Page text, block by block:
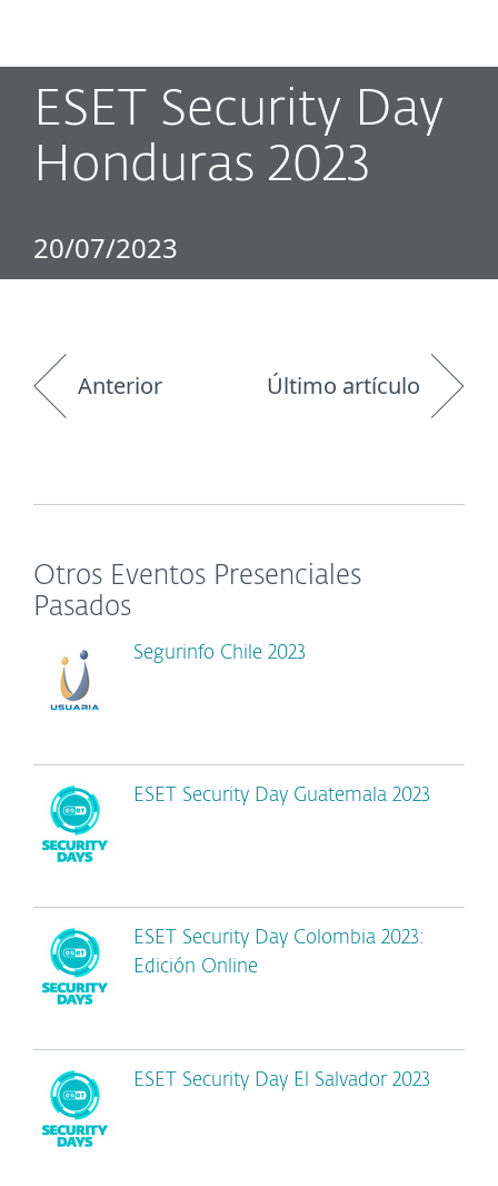
ESET Security Day
Honduras 2023
20/07/2023
Anterior Último artículo
Otros Eventos Presenciales
Pasados
Segurinfo Chile 2023
ESET Security Day Guatemala 2023
ESET Security Day Colombia 2023:
Edición Online
ESET Security Day El Salvador 2023